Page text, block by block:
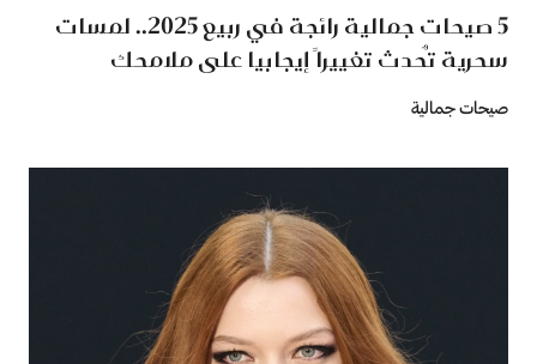
5 صيحات جمالية رائجة في ربيع 2025.. لمسات
سحرية تٌحدث تغييراً إيجابيا على ملامحك
صيحات جمالية